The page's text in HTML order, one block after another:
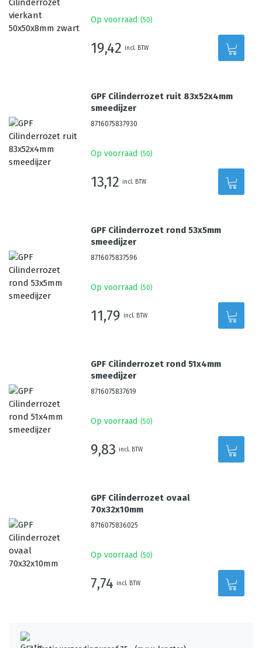
Op voorraad (50)
19,42 incl. BTW
GPF Cilinderrozet ruit 83x52x4mm
smeedijzer
8716075837930
Op voorraad (50)
13,12 incl. BTW
GPF Cilinderrozet rond 53x5mm
smeedijzer
8716075837596
Op voorraad (50)
11,79 incl. BTW
GPF Cilinderrozet rond 51x4mm
smeedijzer
8716075837619
Op voorraad (50)
9,83 incl. BTW
GPF Cilinderrozet ovaal
70x32x10mm
8716075836025
Op voorraad (50)
7,74 incl. BTW